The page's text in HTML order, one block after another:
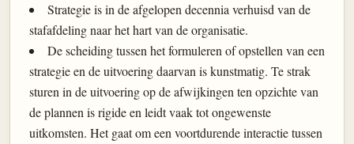
Strategie is in de afgelopen decennia verhuisd van de
stafafdeling naar het hart van de organisatie.
De scheiding tussen het formuleren of opstellen van een
strategie en de uitvoering daarvan is kunstmatig. Te strak
sturen in de uitvoering op de afwijkingen ten opzichte van
de plannen is rigide en leidt vaak tot ongewenste
uitkomsten. Het gaat om een voortdurende interactie tussen